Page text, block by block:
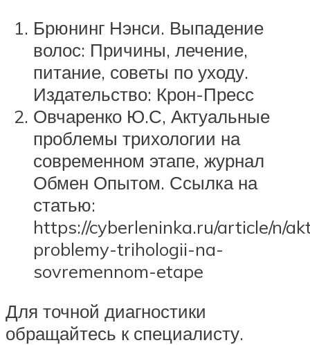
Брюнинг Нэнси. Выпадение
волос: Причины, лечение,
питание, советы по уходу.
Издательство: Крон-Пресс
Овчаренко Ю.С, Актуальные
проблемы трихологии на
современном этапе, журнал
Обмен Опытом. Ссылка на
статью:
https://cyberleninka.ru/article/n/
problemy-trihologii-na-
sovremennom-etape
Для точной диагностики
обращайтесь к специалисту.